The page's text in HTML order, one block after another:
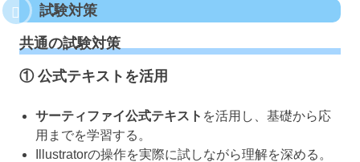
試験対策
共通の試験対策
① 公式テキストを活用
サーティファイ公式テキスト を活用し、基礎から応
用までを学習する。
Illustratorの操作を実際に試しながら理解を深める。